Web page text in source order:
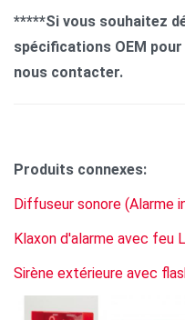
*****Si vous souhaitez
spécifications OEM
nous contacter.
Produits connexes:
Diffuseur sonore (Alarme
Klaxon d'alarme avec feu
Sirène extérieure avec